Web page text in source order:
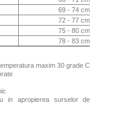
69 - 74 cm
72 - 77 cm
75 - 80 cm
78 - 83 cm
maxim 30 grade C
in apropierea surselor de